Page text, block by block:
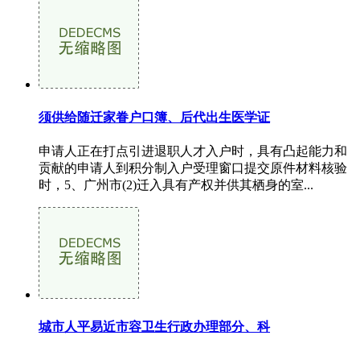
须供给随迁家眷户口簿、后代出生医学证
申请人正在打点引进退职人才入户时，具有凸起能力和
贡献的申请人到积分制入户受理窗口提交原件材料核验
时，5、广州市(2)迁入具有产权并供其栖身的室...
城市人平易近市容卫生行政办理部分、科